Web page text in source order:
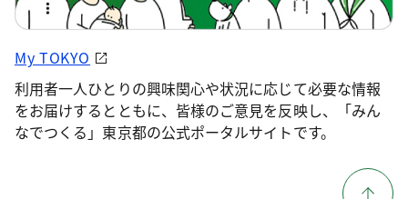
My TOKYO
利用者一人ひとりの興味関心や状況に応じて必要な情報
をお届けするとともに、皆様のご意見を反映し、「みん
なでつくる」東京都の公式ポータルサイトです。